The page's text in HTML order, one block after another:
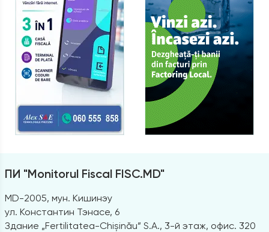
ПИ "Monitorul Fiscal FISC.MD"
MD-2005, мун. Кишинэу
ул. Константин Тэнасе, 6
Здание „Fertilitatea-Chișinău” S.A., 3-й этаж, офис. 320